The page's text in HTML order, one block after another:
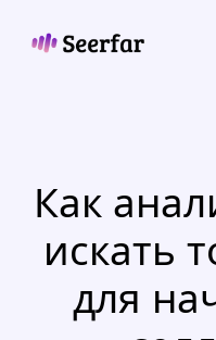
Как
искать
для